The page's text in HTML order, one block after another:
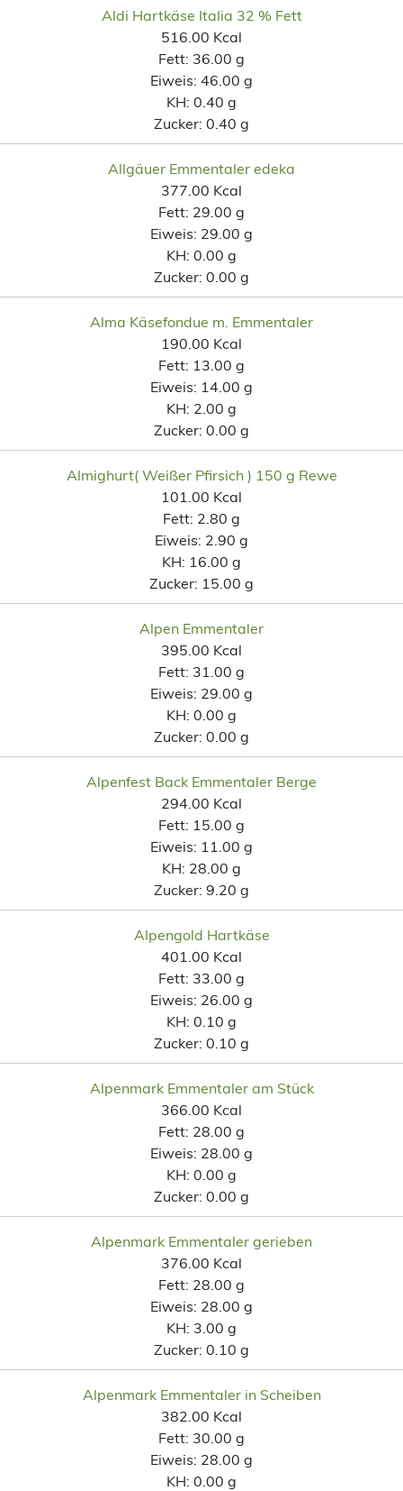
Aldi Hartkäse Italia 32 % Fett
516.00 Kcal
Fett: 36.00 g
Eiweis: 46.00 g
KH: 0.40 g
Zucker: 0.40 g
Allgäuer Emmentaler edeka
377.00 Kcal
Fett: 29.00 g
Eiweis: 29.00 g
KH: 0.00 g
Zucker: 0.00 g
Alma Käsefondue m. Emmentaler
190.00 Kcal
Fett: 13.00 g
Eiweis: 14.00 g
KH: 2.00 g
Zucker: 0.00 g
Almighurt( Weißer Pfirsich ) 150 g Rewe
101.00 Kcal
Fett: 2.80 g
Eiweis: 2.90 g
KH: 16.00 g
Zucker: 15.00 g
Alpen Emmentaler
395.00 Kcal
Fett: 31.00 g
Eiweis: 29.00 g
KH: 0.00 g
Zucker: 0.00 g
Alpenfest Back Emmentaler Berge
294.00 Kcal
Fett: 15.00 g
Eiweis: 11.00 g
KH: 28.00 g
Zucker: 9.20 g
Alpengold Hartkäse
401.00 Kcal
Fett: 33.00 g
Eiweis: 26.00 g
KH: 0.10 g
Zucker: 0.10 g
Alpenmark Emmentaler am Stück
366.00 Kcal
Fett: 28.00 g
Eiweis: 28.00 g
KH: 0.00 g
Zucker: 0.00 g
Alpenmark Emmentaler gerieben
376.00 Kcal
Fett: 28.00 g
Eiweis: 28.00 g
KH: 3.00 g
Zucker: 0.10 g
Alpenmark Emmentaler in Scheiben
382.00 Kcal
Fett: 30.00 g
Eiweis: 28.00 g
KH: 0.00 g